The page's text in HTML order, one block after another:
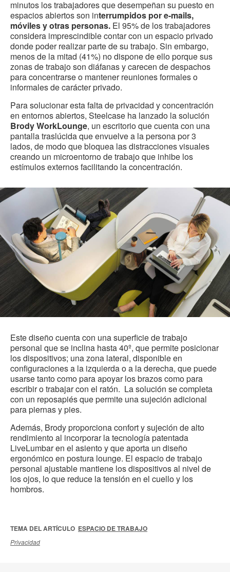
minutos los trabajadores que desempeñan su puesto en
espacios abiertos son interrumpidos por e-mails,
móviles y otras personas. El 95% de los trabajadores
considera imprescindible contar con un espacio privado
donde poder realizar parte de su trabajo. Sin embargo,
menos de la mitad (41%) no dispone de ello porque sus
zonas de trabajo son diáfanas y carecen de despachos
para concentrarse o mantener reuniones formales o
informales de carácter privado.
Para solucionar esta falta de privacidad y concentración
en entornos abiertos, Steelcase ha lanzado la solución
Brody WorkLounge, un escritorio que cuenta con una
pantalla traslúcida que envuelve a la persona por 3
lados, de modo que bloquea las distracciones visuales
creando un microentorno de trabajo que inhibe los
estímulos externos facilitando la concentración.
Este diseño cuenta con una superficie de trabajo
personal que se inclina hasta 40º, que permite posicionar
los dispositivos; una zona lateral, disponible en
configuraciones a la izquierda o a la derecha, que puede
usarse tanto como para apoyar los brazos como para
escribir o trabajar con el ratón. La solución se completa
con un reposapiés que permite una sujeción adicional
para piernas y pies.
Además, Brody proporciona confort y sujeción de alto
rendimiento al incorporar la tecnología patentada
LiveLumbar en el asiento y que aporta un diseño
ergonómico en postura lounge. El espacio de trabajo
personal ajustable mantiene los dispositivos al nivel de
los ojos, lo que reduce la tensión en el cuello y los
hombros.
TEMA DEL ARTÍCULO ESPACIO DE TRABAJO
Privacidad